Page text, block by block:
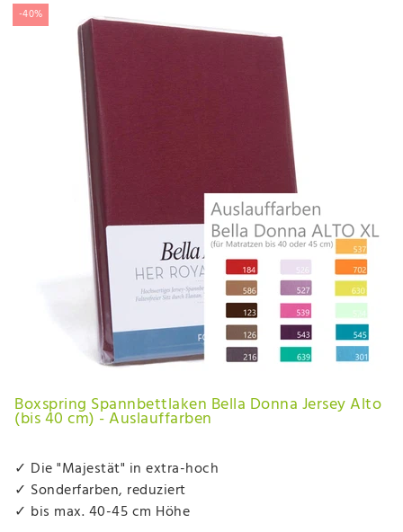
-40%
Boxspring Spannbettlaken Bella Donna Jersey Alto
(bis 40 cm) - Auslauffarben
✓ Die "Majestät" in extra-hoch
✓ Sonderfarben, reduziert
✓ bis max. 40-45 cm Höhe